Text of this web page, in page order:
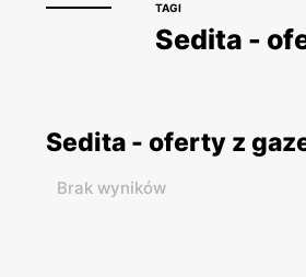
TAGI
Sedita -
Sedita - oferty z
Brak wyników